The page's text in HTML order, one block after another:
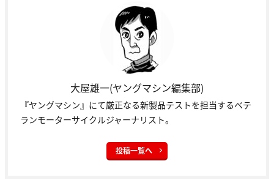
大屋雄一(ヤングマシン編集部)
『ヤングマシン』にて厳正なる新製品テストを担当するベテ
ランモーターサイクルジャーナリスト。
投稿一覧へ